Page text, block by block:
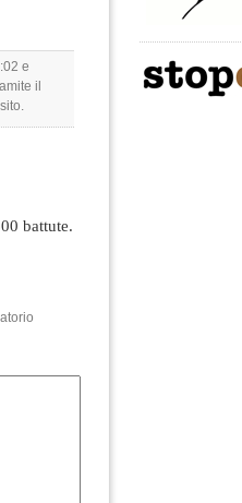
e
il
battute.